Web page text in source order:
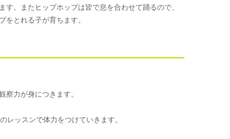
。またヒップホップは皆で息を合わせて踊るので、
とれる子が育ちます。
力が身につきます。
ッスンで体力をつけていきます。